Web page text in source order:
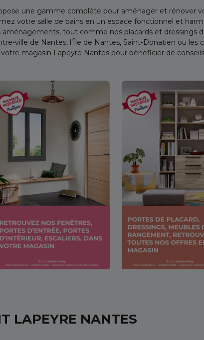
une gamme complète pour aménager et rénover
votre salle de bains en un espace fonctionnel et
tout comme nos placards et dressings
ville de Nantes, l’Île de Nantes, Saint-Donatien ou
magasin Lapeyre Nantes pour bénéficier de
LAPEYRE NANTES